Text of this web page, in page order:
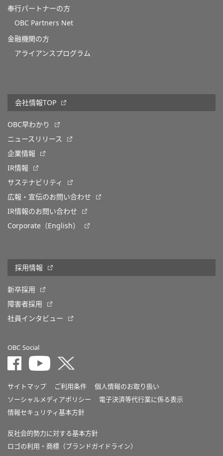
奉行パートナーの方
OBC Partners Net
金融機関の方
アライアンスプログラム
会社情報TOP
OBC早わかり
ニュースリリース
企業情報
IR情報
サステナビリティ
広報・宣伝のお問い合わせ
IR情報のお問い合わせ
Corporate（English）
採用情報
新卒採用
障害者採用
社員インタビュー
OBC Social
サイトマップ ご利用条件
個人情報のお取り扱い
ソーシャルメディアポリシー
電子決済等代行業に係る表示
情報セキュリティ基本方針
反社会的勢力に対する基本方針
ロゴの利用・商標（ブランドガイドライン）